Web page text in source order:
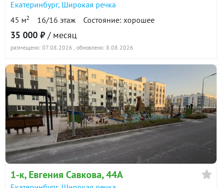
спокойствие в своем доме.
Не упустите возможностьВаш личный уголок уюта!
ID объекта в нашей базе: 5868
90 дн.
Екатеринбург, Широкая речка
45 м2 16/16 этаж Состояние: хорошее
35 000 ₽ / месяц
размещено: 07.08.2026 , обновлено: 8.08.2026
1-к, Евгения Савкова, 44А